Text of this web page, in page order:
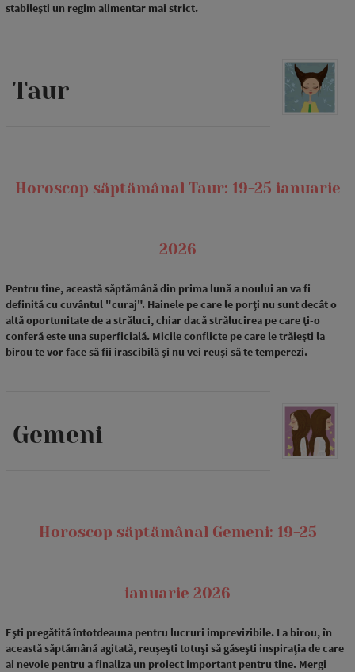
stabilești un regim alimentar mai strict.
Taur
Horoscop săptămânal Taur: 19-25 ianuarie
2026
Pentru tine, această săptămână din prima lună a noului an va fi
definită cu cuvântul "curaj". Hainele pe care le porți nu sunt decât o
altă oportunitate de a străluci, chiar dacă strălucirea pe care ți-o
conferă este una superficială. Micile conflicte pe care le trăiești la
birou te vor face să fii irascibilă și nu vei reuși să te temperezi.
Gemeni
Horoscop săptămânal Gemeni: 19-25
ianuarie 2026
Ești pregătită întotdeauna pentru lucruri imprevizibile. La birou, în
această săptămână agitată, reușești totuși să găsești inspirația de care
ai nevoie pentru a finaliza un proiect important pentru tine. Mergi